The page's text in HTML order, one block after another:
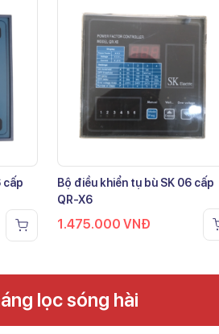
cấp
Bộ điều khiển tụ bù SK 06 cấp
QR-X6
1.475.000 VNĐ
lọc sóng hài